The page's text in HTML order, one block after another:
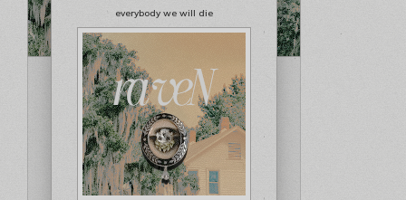
everybody we will die